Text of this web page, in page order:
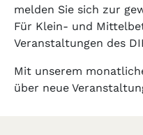
melden Sie sich zur
Für Klein- und
Veranstaltungen des
Mit unserem
über neue